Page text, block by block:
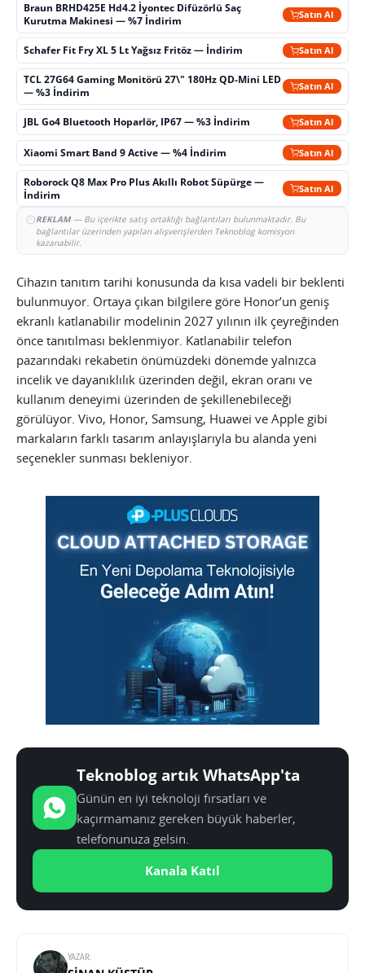
Braun BRHD425E Hd4.2 İyontec Difüzörlü Saç
Kurutma Makinesi — %7 İndirim
Satın Al
Schafer Fit Fry XL 5 Lt Yağsız Fritöz — İndirim Satın Al
TCL 27G64 Gaming Monitörü 27\" 180Hz QD-Mini LED
— %3 İndirim
Satın Al
JBL Go4 Bluetooth Hoparlör, IP67 — %3 İndirim Satın Al
Xiaomi Smart Band 9 Active — %4 İndirim Satın Al
Roborock Q8 Max Pro Plus Akıllı Robot Süpürge —
İndirim
Satın Al
REKLAM— Bu içerikte satış ortaklığı bağlantıları bulunmaktadır. Bu
bağlantılar üzerinden yapılan alışverişlerden Teknoblog komisyon
kazanabilir.
Cihazın tanıtım tarihi konusunda da kısa vadeli bir beklenti
bulunmuyor. Ortaya çıkan bilgilere göre Honor’un geniş
ekranlı katlanabilir modelinin 2027 yılının ilk çeyreğinden
önce tanıtılması beklenmiyor. Katlanabilir telefon
pazarındaki rekabetin önümüzdeki dönemde yalnızca
incelik ve dayanıklılık üzerinden değil, ekran oranı ve
kullanım deneyimi üzerinden de şekillenebileceği
görülüyor. Vivo, Honor, Samsung, Huawei ve Apple gibi
markaların farklı tasarım anlayışlarıyla bu alanda yeni
seçenekler sunması bekleniyor.
Teknoblog artık WhatsApp'ta
Günün en iyi teknoloji fırsatları ve
kaçırmamanız gereken büyük haberler,
telefonunuza gelsin.
Kanala Katıl
YAZAR: